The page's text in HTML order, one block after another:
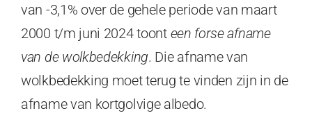
van -3,1% over de gehele periode van maart
2000 t/m juni 2024 toont een forse afname
van de wolkbedekking. Die afname van
wolkbedekking moet terug te vinden zijn in de
afname van kortgolvige albedo.